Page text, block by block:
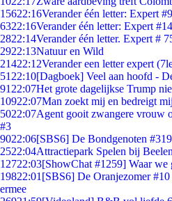
15622:16Verander één letter: Expert
6322:16Verander één letter: Expert
2822:14Verander één letter. Expert #
2922:13Natuur en Wild
21422:12Verander een letter expert
51 22:10[Dagboek] Veel aan hoofd -
91 22:07Het grote dagelijkse Trump
10922:07Man zoekt mij en bedreigt
5022:07Agent gooit zwangere vrouw
#3
9022:06[SBS6] De Bondgenoten
2522:04Attractiepark Spelen bij
12722:03[ShowChat #1259] Waar we
19822:01 [SBS6] De Oranjezomer
ermee